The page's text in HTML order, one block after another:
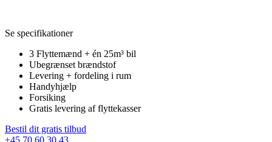
Se specifikationer
3 Flyttemænd + én 25m³ bil
Ubegrænset brændstof
Levering + fordeling i rum
Handyhjælp
Forsiking
Gratis levering af flyttekasser
Bestil dit gratis tilbud